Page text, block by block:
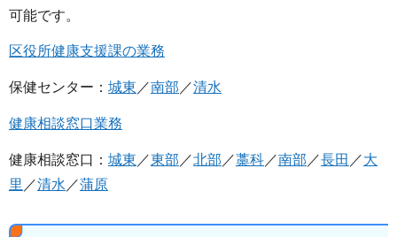
可能です。
区役所健康支援課の業務
保健センター： 城東 ／南部 ／清水
健康相談窓口業務
健康相談窓口： 城東 ／東部 ／北部 ／藁科 ／南部 ／長田 ／大
里 ／清水 ／蒲原